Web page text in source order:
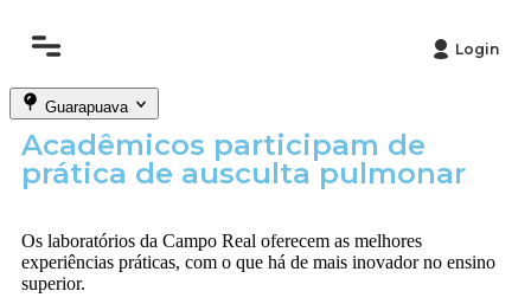
Login
Guarapuava
Acadêmicos participam de
prática de ausculta pulmonar
Os laboratórios da Campo Real oferecem as melhores
experiências práticas, com o que há de mais inovador no ensino
superior.